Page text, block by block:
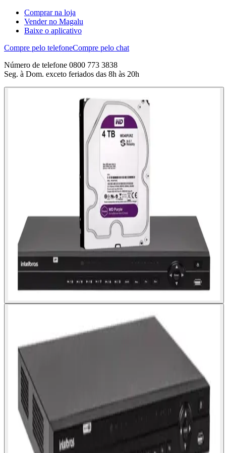
Comprar na loja
Vender no Magalu
Baixe o aplicativo
Compre pelo telefoneCompre pelo chat
Número de telefone 0800 773 3838
Seg. à Dom. exceto feriados das 8h às 20h